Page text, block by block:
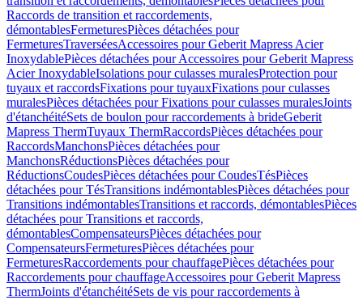
Raccords de transition et raccordements,
démontablesFermeturesPièces détachées pour
FermeturesTraverséesAccessoires pour Geberit Mapress Acier
InoxydablePièces détachées pour Accessoires pour Geberit Mapress
Acier InoxydableIsolations pour culasses muralesProtection pour
tuyaux et raccordsFixations pour tuyauxFixations pour culasses
muralesPièces détachées pour Fixations pour culasses muralesJoints
d'étanchéitéSets de boulon pour raccordements à brideGeberit
Mapress ThermTuyaux ThermRaccordsPièces détachées pour
RaccordsManchonsPièces détachées pour
ManchonsRéductionsPièces détachées pour
RéductionsCoudesPièces détachées pour CoudesTésPièces
détachées pour TésTransitions indémontablesPièces détachées pour
Transitions indémontablesTransitions et raccords, démontablesPièces
détachées pour Transitions et raccords,
démontablesCompensateursPièces détachées pour
CompensateursFermeturesPièces détachées pour
FermeturesRaccordements pour chauffagePièces détachées pour
Raccordements pour chauffageAccessoires pour Geberit Mapress
ThermJoints d'étanchéitéSets de vis pour raccordements à